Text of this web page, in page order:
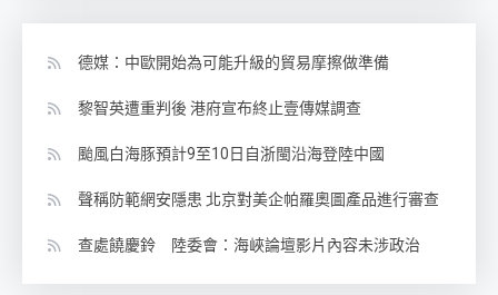
德媒：中歐開始為可能升級的貿易摩擦做準備
黎智英遭重判後 港府宣布終止壹傳媒調查
颱風白海豚預計9至10日自浙閩沿海登陸中國
聲稱防範網安隱患 北京對美企帕羅奧圖產品進行審查
查處饒慶鈴 陸委會：海峽論壇影片內容未涉政治